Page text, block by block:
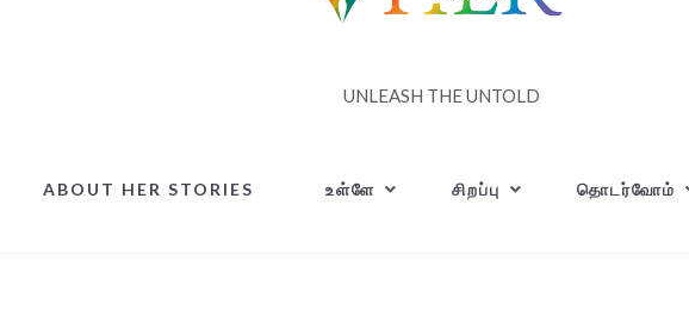
UNLEASH THE UNTOLD
ABOUT HER STORIES உள்ளே சிறப்பு தொடர்வோம்